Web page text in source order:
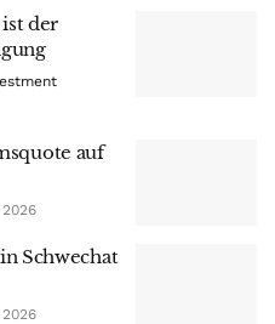
der
auf
Schwechat